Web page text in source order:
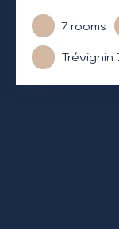
7rooms
Trévignin